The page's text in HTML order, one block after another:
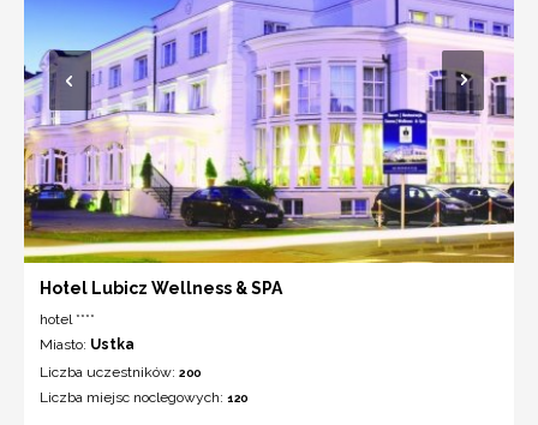
Hotel Lubicz Wellness & SPA
hotel ****
Miasto: Ustka
Liczba uczestników: 200
Liczba miejsc noclegowych: 120